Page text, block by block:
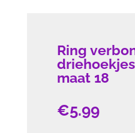
Ring
maat 18
€5.99